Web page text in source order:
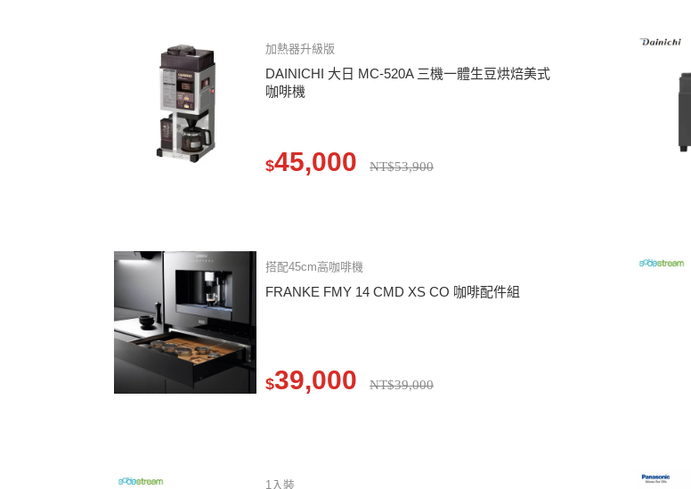
加熱器升級版
DAINICHI 大日 MC-520A 三機一體生豆烘焙美式
咖啡機
$45,000 NT$53,900
搭配45cm高咖啡機
FRANKE FMY 14 CMD XS CO 咖啡配件組
$39,000 NT$39,000
1入裝